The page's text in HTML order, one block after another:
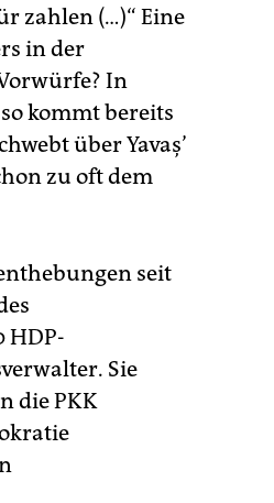
zahlen (…)“ Eine
in der
In
kommt bereits
über Yavaş’
zu oft dem
seit
HDP-
Sie
die PKK